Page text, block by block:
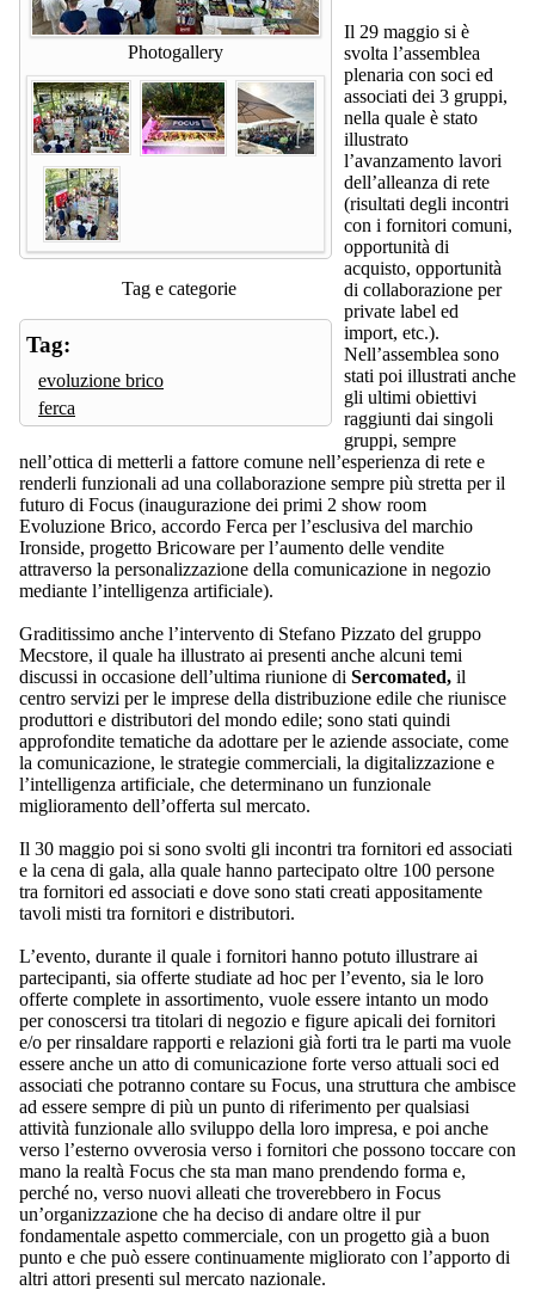
Photogallery
Tag e categorie
Tag:
evoluzione brico
ferca
Il 29 maggio si è
svolta l’assemblea
plenaria con soci ed
associati dei 3 gruppi,
nella quale è stato
illustrato
l’avanzamento lavori
dell’alleanza di rete
(risultati degli incontri
con i fornitori comuni,
opportunità di
acquisto, opportunità
di collaborazione per
private label ed
import, etc.).
Nell’assemblea sono
stati poi illustrati anche
gli ultimi obiettivi
raggiunti dai singoli
gruppi, sempre
nell’ottica di metterli a fattore comune nell’esperienza di rete e
renderli funzionali ad una collaborazione sempre più stretta per il
futuro di Focus (inaugurazione dei primi 2 show room
Evoluzione Brico, accordo Ferca per l’esclusiva del marchio
Ironside, progetto Bricoware per l’aumento delle vendite
attraverso la personalizzazione della comunicazione in negozio
mediante l’intelligenza artificiale).
Graditissimo anche l’intervento di Stefano Pizzato del gruppo
Mecstore, il quale ha illustrato ai presenti anche alcuni temi
discussi in occasione dell’ultima riunione di Sercomated, il
centro servizi per le imprese della distribuzione edile che riunisce
produttori e distributori del mondo edile; sono stati quindi
approfondite tematiche da adottare per le aziende associate, come
la comunicazione, le strategie commerciali, la digitalizzazione e
l’intelligenza artificiale, che determinano un funzionale
miglioramento dell’offerta sul mercato.
Il 30 maggio poi si sono svolti gli incontri tra fornitori ed associati
e la cena di gala, alla quale hanno partecipato oltre 100 persone
tra fornitori ed associati e dove sono stati creati appositamente
tavoli misti tra fornitori e distributori.
L’evento, durante il quale i fornitori hanno potuto illustrare ai
partecipanti, sia offerte studiate ad hoc per l’evento, sia le loro
offerte complete in assortimento, vuole essere intanto un modo
per conoscersi tra titolari di negozio e figure apicali dei fornitori
e/o per rinsaldare rapporti e relazioni già forti tra le parti ma vuole
essere anche un atto di comunicazione forte verso attuali soci ed
associati che potranno contare su Focus, una struttura che ambisce
ad essere sempre di più un punto di riferimento per qualsiasi
attività funzionale allo sviluppo della loro impresa, e poi anche
verso l’esterno ovverosia verso i fornitori che possono toccare con
mano la realtà Focus che sta man mano prendendo forma e,
perché no, verso nuovi alleati che troverebbero in Focus
un’organizzazione che ha deciso di andare oltre il pur
fondamentale aspetto commerciale, con un progetto già a buon
punto e che può essere continuamente migliorato con l’apporto di
altri attori presenti sul mercato nazionale.